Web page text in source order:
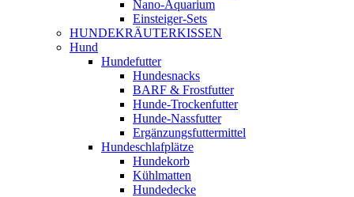
Nano-Aquarium
Einsteiger-Sets
HUNDEKRÄUTERKISSEN
Hund
Hundefutter
Hundesnacks
BARF & Frostfutter
Hunde-Trockenfutter
Hunde-Nassfutter
Ergänzungsfuttermittel
Hundeschlafplätze
Hundekorb
Kühlmatten
Hundedecke